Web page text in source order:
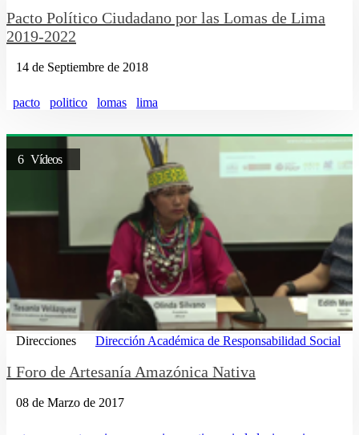
Pacto Político Ciudadano por las Lomas de Lima
2019-2022
14 de Septiembre de 2018
pacto politico lomas lima
6 Vídeos
Direcciones Dirección Académica de Responsabilidad Social
I Foro de Artesanía Amazónica Nativa
08 de Marzo de 2017